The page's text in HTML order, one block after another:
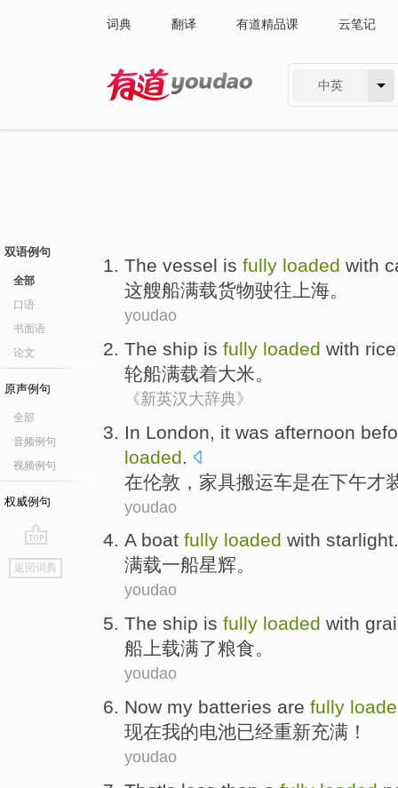
词典 翻译 有道精品课 云笔记
中英
双语例句
全部
口语
书面语
论文
原声例句
全部
音频例句
视频例句
权威例句
go
top
返回词典
The vessel is fully loaded with
这艘船满载货物驶往上海。
youdao
The ship is fully loaded with rice
轮船满载着大米。
《新英汉大辞典》
In London , it was afternoon
loaded
在伦敦 ， 家具搬运车是在下午才
youdao
A boat fully loaded with starlight.
满载一船星辉。
youdao
The ship is fully loaded with
船上载满了粮食。
youdao
Now my batteries are fully
现在我的电池已经重新充满！
youdao